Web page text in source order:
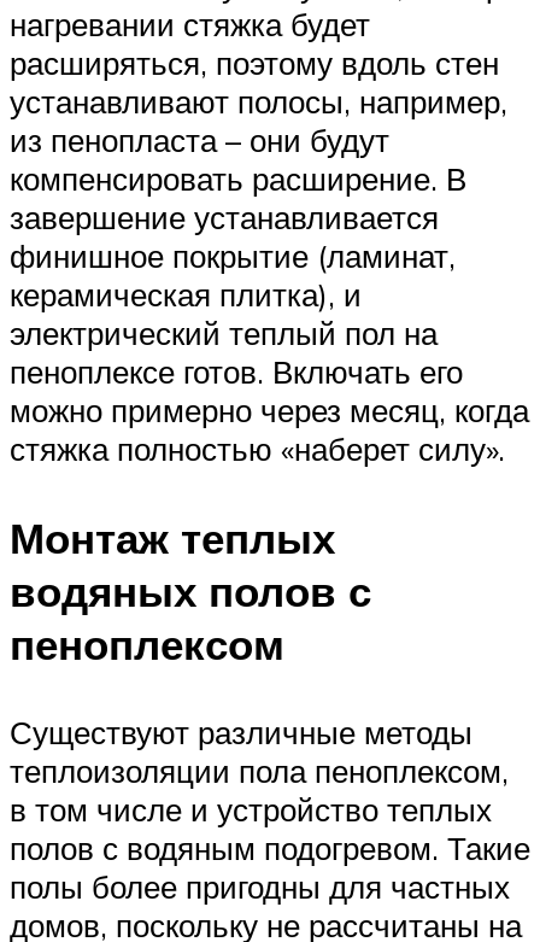
нагревании стяжка будет
расширяться, поэтому вдоль стен
устанавливают полосы, например,
из пенопласта – они будут
компенсировать расширение. В
завершение устанавливается
финишное покрытие (ламинат,
керамическая плитка), и
электрический теплый пол на
пеноплексе готов. Включать его
можно примерно через месяц, когда
стяжка полностью «наберет силу».
Монтаж теплых
водяных полов с
пеноплексом
Существуют различные методы
теплоизоляции пола пеноплексом,
в том числе и устройство теплых
полов с водяным подогревом. Такие
полы более пригодны для частных
домов, поскольку не рассчитаны на